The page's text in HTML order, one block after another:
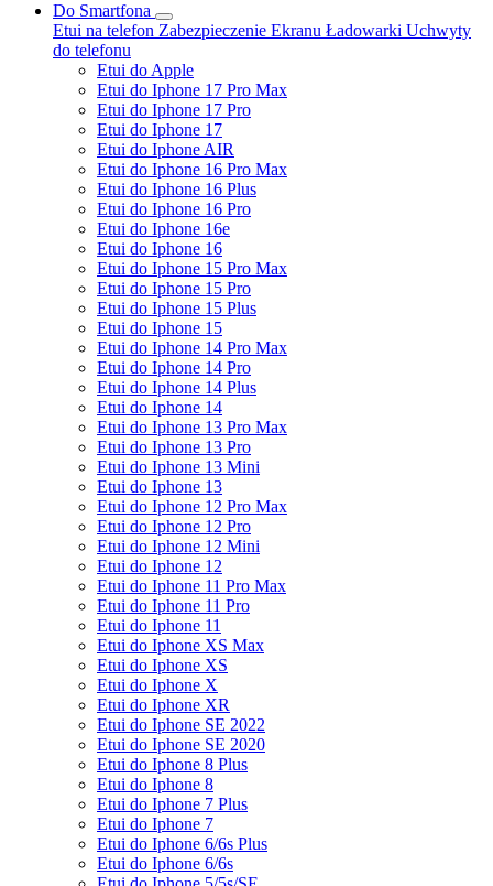
Do Smartfona
Etui na telefon Zabezpieczenie Ekranu Ładowarki Uchwyty
do telefonu
Etui do Apple
Etui do Iphone 17 Pro Max
Etui do Iphone 17 Pro
Etui do Iphone 17
Etui do Iphone AIR
Etui do Iphone 16 Pro Max
Etui do Iphone 16 Plus
Etui do Iphone 16 Pro
Etui do Iphone 16e
Etui do Iphone 16
Etui do Iphone 15 Pro Max
Etui do Iphone 15 Pro
Etui do Iphone 15 Plus
Etui do Iphone 15
Etui do Iphone 14 Pro Max
Etui do Iphone 14 Pro
Etui do Iphone 14 Plus
Etui do Iphone 14
Etui do Iphone 13 Pro Max
Etui do Iphone 13 Pro
Etui do Iphone 13 Mini
Etui do Iphone 13
Etui do Iphone 12 Pro Max
Etui do Iphone 12 Pro
Etui do Iphone 12 Mini
Etui do Iphone 12
Etui do Iphone 11 Pro Max
Etui do Iphone 11 Pro
Etui do Iphone 11
Etui do Iphone XS Max
Etui do Iphone XS
Etui do Iphone X
Etui do Iphone XR
Etui do Iphone SE 2022
Etui do Iphone SE 2020
Etui do Iphone 8 Plus
Etui do Iphone 8
Etui do Iphone 7 Plus
Etui do Iphone 7
Etui do Iphone 6/6s Plus
Etui do Iphone 6/6s